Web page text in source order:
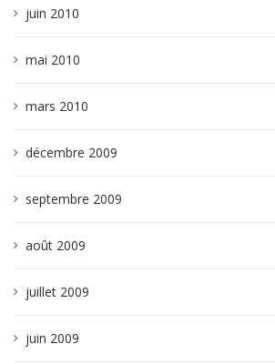
juin 2010
mai 2010
mars 2010
décembre 2009
septembre 2009
août 2009
juillet 2009
juin 2009